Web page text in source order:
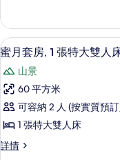
相
片
詳
情
載
入
所
有
蜜
月
套
7
蜜月套房, 1 張特大雙人
山景
60 平方米
可容納 2 人 (按實質預
1 張特大雙人床
詳情
蜜